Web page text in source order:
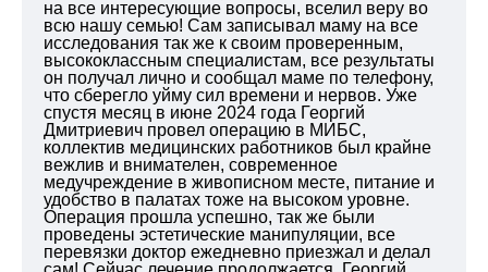
на все интересующие вопросы, вселил веру во
всю нашу семью! Сам записывал маму на все
исследования так же к своим проверенным,
высококлассным специалистам, все результаты
он получал лично и сообщал маме по телефону,
что сберегло уйму сил времени и нервов. Уже
спустя месяц в июне 2024 года Георгий
Дмитриевич провел операцию в МИБС,
коллектив медицинских работников был крайне
вежлив и внимателен, современное
медучреждение в живописном месте, питание и
удобство в палатах тоже на высоком уровне.
Операция прошла успешно, так же были
проведены эстетические манипуляции, все
перевязки доктор ежедневно приезжал и делал